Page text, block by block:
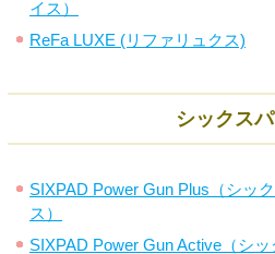
イス）
ReFa LUXE (リファリュクス)
シックス
SIXPAD Power Gun Plus（シッ
ス）
SIXPAD Power Gun Active（シ